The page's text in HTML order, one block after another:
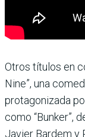
Otros títulos en
Nine”, una
protagonizada
como “Bunker”,
Javier Bardem y